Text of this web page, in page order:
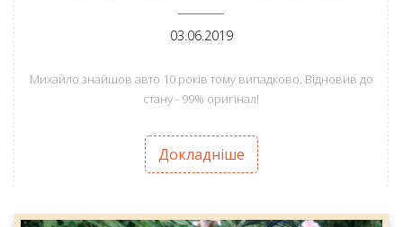
ANEMPTYTEXTLLINE
03.06.2019
Михайло знайшов авто 10 років тому випадково. Відновив до
стану - 99% оригінал!
Докладніше